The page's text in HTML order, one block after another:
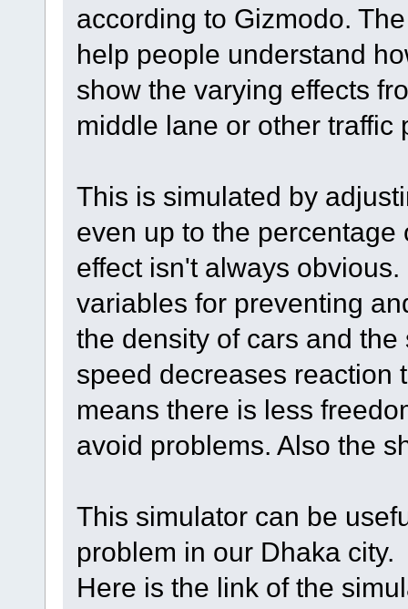
according to Gizmodo.
help people understand
show the varying effects
middle lane or other traffic
This is simulated by
even up to the
effect isn't always
variables for preventing
the density of cars and
speed decreases reaction
means there is less
avoid problems. Also the
This simulator can be
problem in our Dhaka city.
Here is the link of the